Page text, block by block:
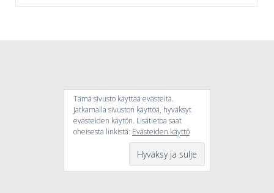
Tämä sivusto käyttää evästeitä.
Jatkamalla sivuston käyttöä, hyväksyt
evästeiden käytön. Lisätietoa saat
oheisesta linkistä: Evästeiden käyttö